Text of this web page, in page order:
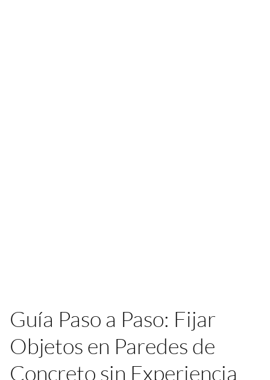
Guía Paso a Paso: Fijar
Objetos en Paredes de
Concreto sin Experiencia